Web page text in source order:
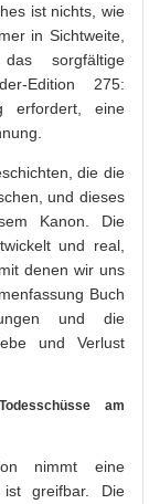
ist nichts, wie
in Sichtweite,
sorgfältige
Edition 275:
erfordert, eine
die die
und dieses
Kanon. Die
und real,
denen wir uns
Buch
und die
und Verlust
am
nimmt eine
greifbar. Die